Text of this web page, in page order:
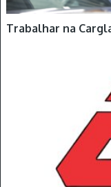
Trabalhar na